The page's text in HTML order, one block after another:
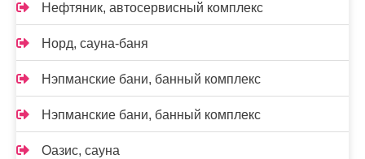
Нефтяник, автосервисный комплекс
Норд, сауна-баня
Нэпманские бани, банный комплекс
Нэпманские бани, банный комплекс
Оазис, сауна